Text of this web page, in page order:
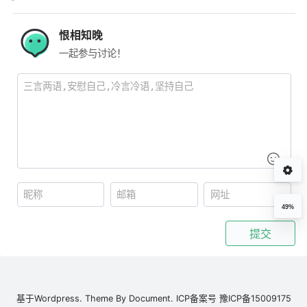
恨相知晚
一起参与讨论！
提交
49%
基于Wordpress. Theme By Document. ICP备案号 豫ICP备15009175